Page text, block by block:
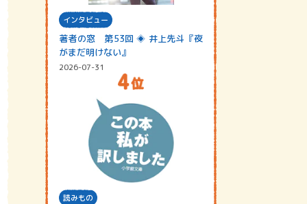
インタビュー
著者の窓 第53回 ◈ 井上先斗『夜
がまだ明けない』
2026-07-31
読みもの